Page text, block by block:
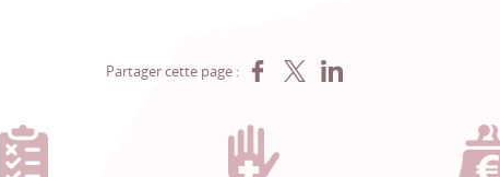
Partager cette page : Partager sur Facebook
Partager sur XPartager sur LinkedIn